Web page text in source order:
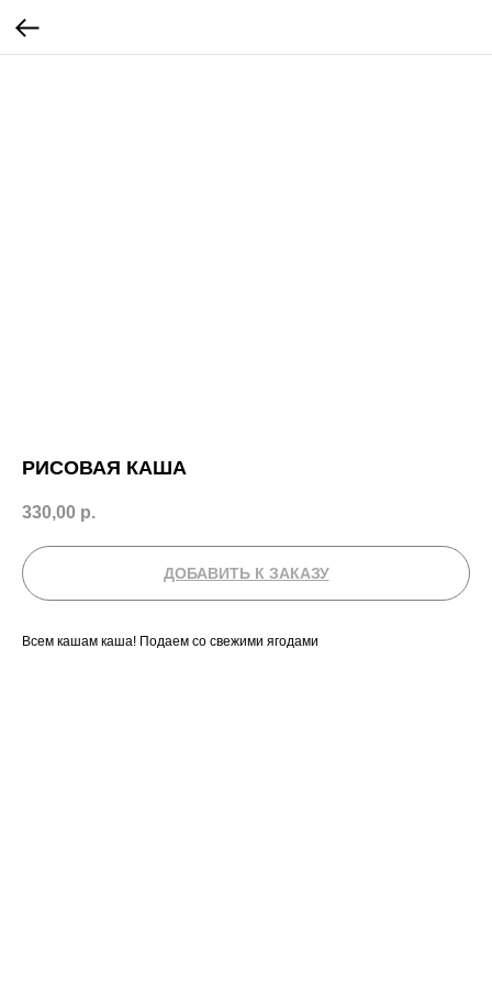
РИСОВАЯ КАША
330,00 р.
ДОБАВИТЬ К ЗАКАЗУ
Всем кашам каша! Подаем со свежими ягодами